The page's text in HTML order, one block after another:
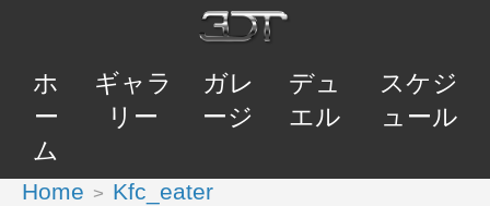
ホ
ー
ム
ギャラ
リー
ガレ
ージ
デュ
エル
スケジ
ュール
Home Kfc_eater